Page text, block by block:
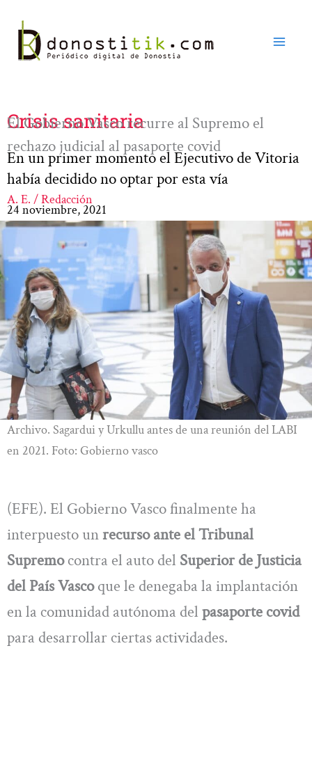
contenido
Crisis sanitaria
El Gobierno Vasco recurre al Supremo el
rechazo judicial al pasaporte covid
En un primer momento el Ejecutivo de Vitoria
había decidido no optar por esta vía
A. E. / Redacción
24 noviembre, 2021
Archivo. Sagardui y Urkullu antes de una reunión del LABI
en 2021. Foto: Gobierno vasco
(EFE). El Gobierno Vasco finalmente ha
interpuesto un recurso ante el Tribunal
Supremocontra el auto del Superior de Justicia
del País Vascoque le denegaba la implantación
en la comunidad autónoma del pasaporte covid
para desarrollar ciertas actividades.